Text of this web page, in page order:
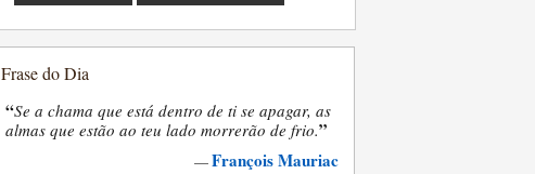
Frase do Dia
“Se a chama que está dentro de ti se apagar, as
almas que estão ao teu lado morrerão de frio.”
—François Mauriac